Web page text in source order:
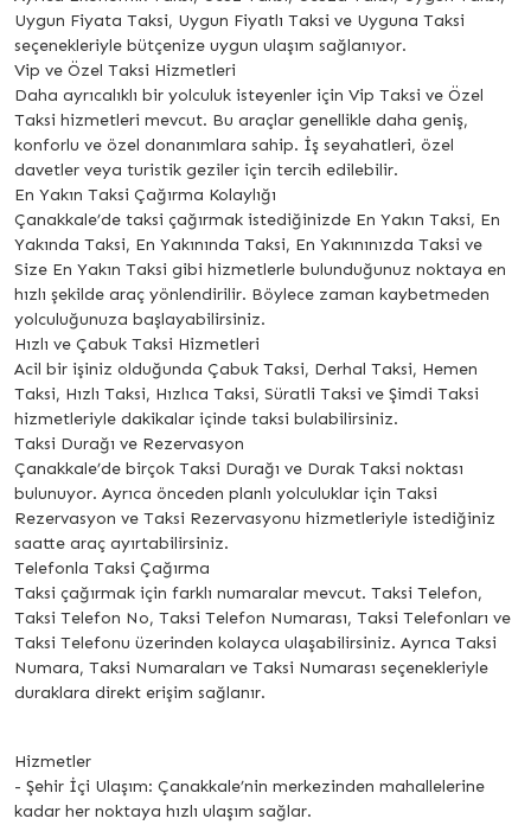
Uygun Fiyata Taksi, Uygun Fiyatlı Taksi ve Uyguna Taksi
seçenekleriyle bütçenize uygun ulaşım sağlanıyor.
Vip ve Özel Taksi Hizmetleri
Daha ayrıcalıklı bir yolculuk isteyenler için Vip Taksi ve Özel
Taksi hizmetleri mevcut. Bu araçlar genellikle daha geniş,
konforlu ve özel donanımlara sahip. İş seyahatleri, özel
davetler veya turistik geziler için tercih edilebilir.
En Yakın Taksi Çağırma Kolaylığı
Çanakkale’de taksi çağırmak istediğinizde En Yakın Taksi, En
Yakında Taksi, En Yakınında Taksi, En Yakınınızda Taksi ve
Size En Yakın Taksi gibi hizmetlerle bulunduğunuz noktaya en
hızlı şekilde araç yönlendirilir. Böylece zaman kaybetmeden
yolculuğunuza başlayabilirsiniz.
Hızlı ve Çabuk Taksi Hizmetleri
Acil bir işiniz olduğunda Çabuk Taksi, Derhal Taksi, Hemen
Taksi, Hızlı Taksi, Hızlıca Taksi, Süratli Taksi ve Şimdi Taksi
hizmetleriyle dakikalar içinde taksi bulabilirsiniz.
Taksi Durağı ve Rezervasyon
Çanakkale’de birçok Taksi Durağı ve Durak Taksi noktası
bulunuyor. Ayrıca önceden planlı yolculuklar için Taksi
Rezervasyon ve Taksi Rezervasyonu hizmetleriyle istediğiniz
saatte araç ayırtabilirsiniz.
Telefonla Taksi Çağırma
Taksi çağırmak için farklı numaralar mevcut. Taksi Telefon,
Taksi Telefon No, Taksi Telefon Numarası, Taksi Telefonları ve
Taksi Telefonu üzerinden kolayca ulaşabilirsiniz. Ayrıca Taksi
Numara, Taksi Numaraları ve Taksi Numarası seçenekleriyle
duraklara direkt erişim sağlanır.
Hizmetler
- Şehir İçi Ulaşım: Çanakkale’nin merkezinden mahallelerine
kadar her noktaya hızlı ulaşım sağlar.